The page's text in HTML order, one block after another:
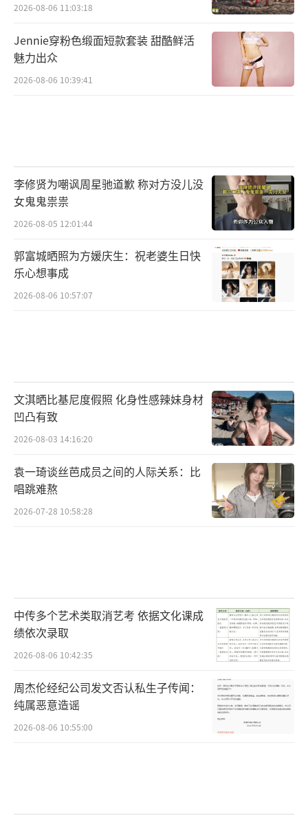
2026-08-06 11:03:18
Jennie穿粉色缎面短款套装 甜酷鲜活
魅力出众
2026-08-06 10:39:41
李修贤为嘲讽周星驰道歉 称对方没儿没
女鬼鬼祟祟
2026-08-05 12:01:44
郭富城晒照为方媛庆生：祝老婆生日快
乐心想事成
2026-08-06 10:57:07
文淇晒比基尼度假照 化身性感辣妹身材
凹凸有致
2026-08-03 14:16:20
袁一琦谈丝芭成员之间的人际关系：比
唱跳难熬
2026-07-28 10:58:28
中传多个艺术类取消艺考 依据文化课成
绩依次录取
2026-08-06 10:42:35
周杰伦经纪公司发文否认私生子传闻：
纯属恶意造谣
2026-08-06 10:55:00